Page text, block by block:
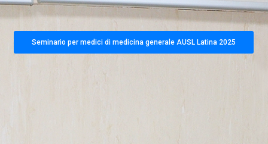
Seminario per medici di medicina generale AUSL Latina 2025